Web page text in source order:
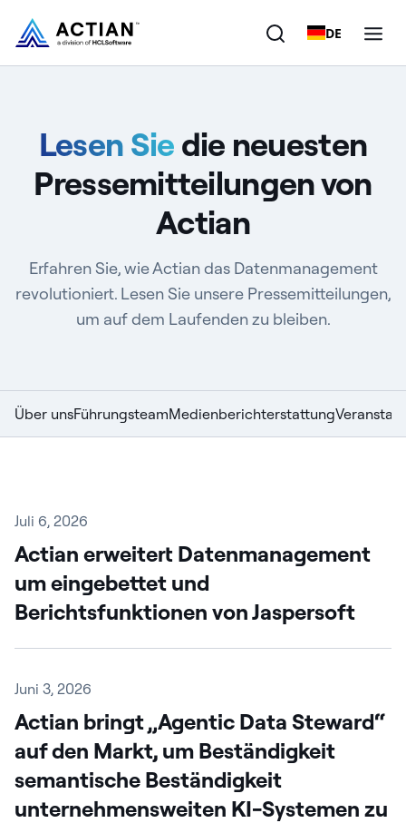
DE
Lösungen
Kunden
Ressourcen
Lesen Sie die neuesten
Pressemitteilungen von
Actian
Erfahren Sie, wie Actian das Datenmanagement
revolutioniert. Lesen Sie unsere Pressemitteilungen,
um auf dem Laufenden zu bleiben.
Über unsFührungsteamMedienberichterstattung
Juli 6, 2026
Actian erweitert Datenmanagement
um eingebettet und
Berichtsfunktionen von Jaspersoft
Juni 3, 2026
Actian bringt „Agentic Data Steward“
auf den Markt, um Beständigkeit
semantische Beständigkeit
unternehmensweiten KI-Systemen zu